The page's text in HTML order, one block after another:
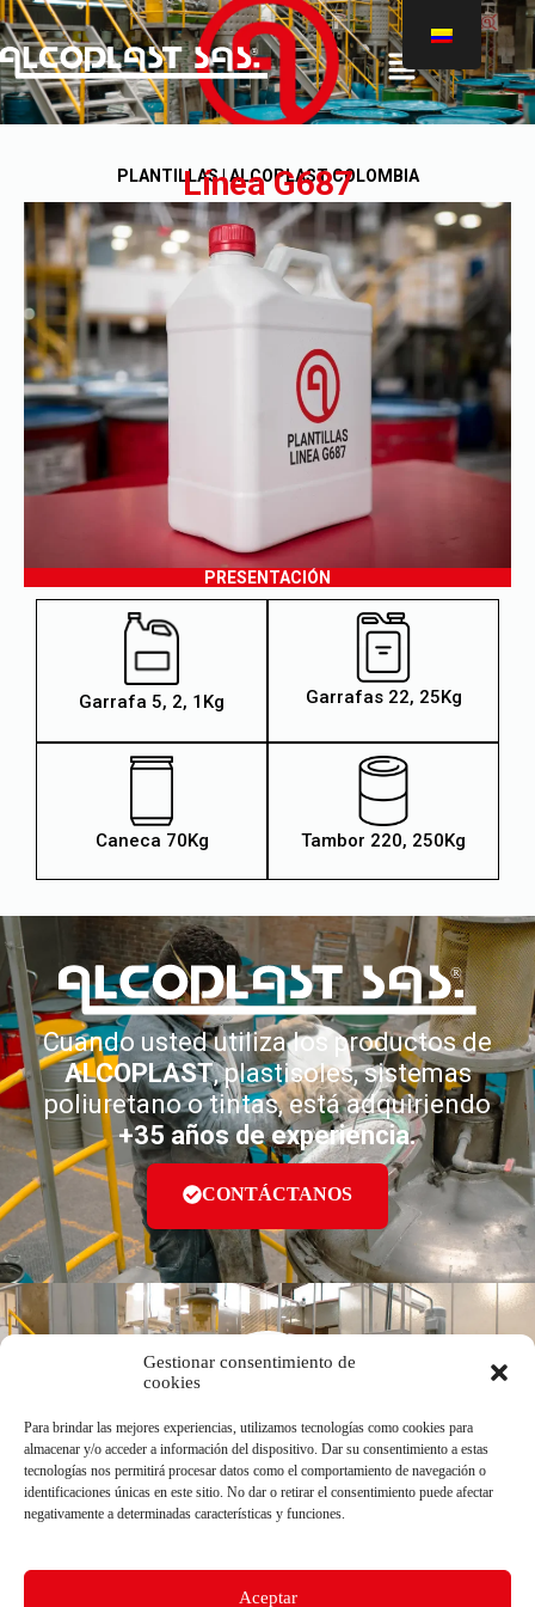
Gestionar consentimiento de
cookies
Para brindar las mejores experiencias, utilizamos tecnologías como cookies para
almacenar y/o acceder a información del dispositivo. Dar su consentimiento a estas
tecnologías nos permitirá procesar datos como el comportamiento de navegación o
identificaciones únicas en este sitio. No dar o retirar el consentimiento puede afectar
negativamente a determinadas características y funciones.
Aceptar
®
PLANTILLAS | ALCOPLAST COLOMBIA
Línea G687
PRESENTACIÓN
Garrafa 5, 2, 1Kg Garrafas 22, 25Kg
Caneca 70Kg Tambor 220, 250Kg
Cuando usted utiliza los productos de
ALCOPLAST, plastisoles, sistemas
poliuretano o tintas, está adquiriendo
+35 años de experiencia.
CONTÁCTANOS
ALCOPLAST S.A.S
Av Cra 39 # 19-43 | Bogotá D.C
ventas@alcoplastcolombia.com